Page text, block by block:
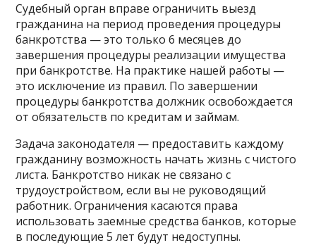
Судебный орган вправе ограничить выезд
гражданина на период проведения процедуры
банкротства — это только 6 месяцев до
завершения процедуры реализации имущества
при банкротстве. На практике нашей работы —
это исключение из правил. По завершении
процедуры банкротства должник освобождается
от обязательств по кредитам и займам.
Задача законодателя — предоставить каждому
гражданину возможность начать жизнь с чистого
листа. Банкротство никак не связано с
трудоустройством, если вы не руководящий
работник. Ограничения касаются права
использовать заемные средства банков, которые
в последующие 5 лет будут недоступны.